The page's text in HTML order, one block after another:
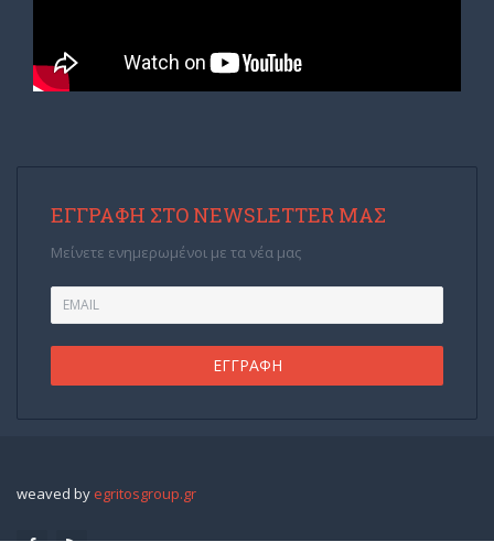
ΕΓΓΡΑΦΉ ΣΤΟ NEWSLETTER ΜΑΣ
Μείνετε ενημερωμένοι με τα νέα μας
weaved by egritosgroup.gr